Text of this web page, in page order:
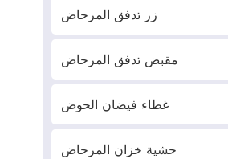
زر تدفق المرحاض
مقبض تدفق المرحاض
غطاء فيضان الحوض
حشية خزان المرحاض